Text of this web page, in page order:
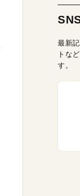
最新
トな
す。